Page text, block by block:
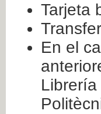
Tarjeta
En el